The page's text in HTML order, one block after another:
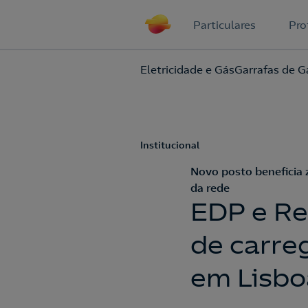
Particulares
Eletricidade e GásGarrafas de
Institucional
Novo posto beneficia
da rede
EDP e
de
em